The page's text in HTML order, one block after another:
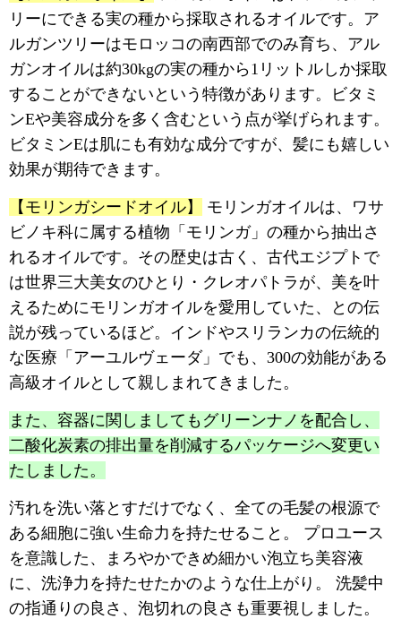
リーにできる実の種から採取されるオイルです。ア
ルガンツリーはモロッコの南西部でのみ育ち、アル
ガンオイルは約30kgの実の種から1リットルしか採取
することができないという特徴があります。ビタミ
ンEや美容成分を多く含むという点が挙げられます。
ビタミンEは肌にも有効な成分ですが、髪にも嬉しい
効果が期待できます。
【モリンガシードオイル】
モリンガオイルは、ワサ
ビノキ科に属する植物「モリンガ」の種から抽出さ
れるオイルです。その歴史は古く、古代エジプトで
は世界三大美女のひとり・クレオパトラが、美を叶
えるためにモリンガオイルを愛用していた、との伝
説が残っているほど。インドやスリランカの伝統的
な医療「アーユルヴェーダ」でも、300の効能がある
高級オイルとして親しまれてきました。
また、容器に関しましてもグリーンナノを配合し、
二酸化炭素の排出量を削減するパッケージへ変更い
たしました。
汚れを洗い落とすだけでなく、全ての毛髪の根源で
ある細胞に強い生命力を持たせること。 プロユース
を意識した、まろやかできめ細かい泡立ち美容液
に、洗浄力を持たせたかのような仕上がり。 洗髪中
の指通りの良さ、泡切れの良さも重要視しました。